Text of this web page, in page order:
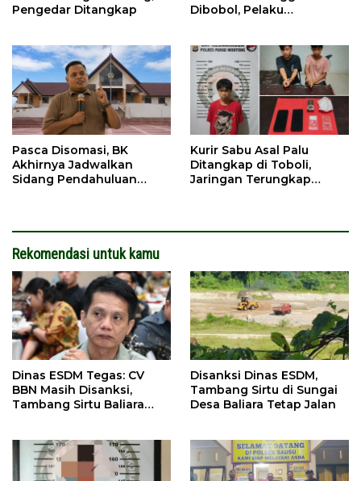
Pengedar Ditangkap
Dibobol, Pelaku
Pasca Disomasi, BK
Akhirnya Jadwalkan
Sidang Pendahuluan
Kurir Sabu Asal Palu
Ditangkap di Toboli,
Jaringan Terungkap
Rekomendasi untuk kamu
Dinas ESDM Tegas: CV
BBN Masih Disanksi,
Tambang Sirtu Baliara
Disanksi Dinas ESDM,
Tambang Sirtu di Sungai
Desa Baliara Tetap Jalan